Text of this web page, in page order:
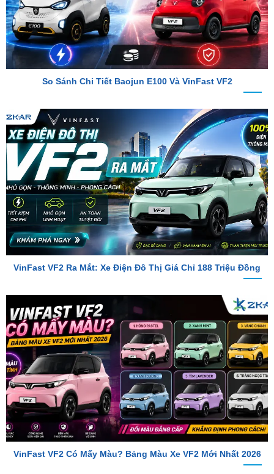
So Sánh Chi Tiết Baojun E100 Và VinFast VF2
VinFast VF2 Ra Mắt: Xe Điện Đô Thị Giá Chỉ 188 Triệu Đồng
VinFast VF2 Có Mấy Màu? Bảng Màu Xe VF2 Mới Nhất 2026
TỔNG ĐÀI TƯ VẤN